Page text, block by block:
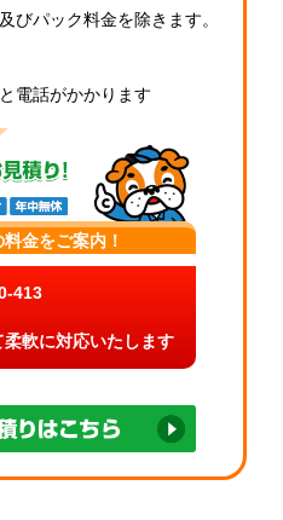
びパック料金を除きます。
電話がかかります
金をご案内！
413
軟に対応いたします